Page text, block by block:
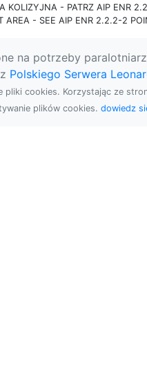
KOLIZYJNA - PATRZ AIP ENR
AREA - SEE AIP ENR 2.2.2-2
na potrzeby
Polskiego Serwera
pliki cookies. Korzystając ze
plików cookies. dowiedz